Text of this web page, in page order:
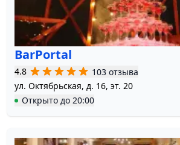
BarPortal
4.8
103 отзыва
ул. Октябрьская, д. 16, эт. 20
Открыто до 20:00